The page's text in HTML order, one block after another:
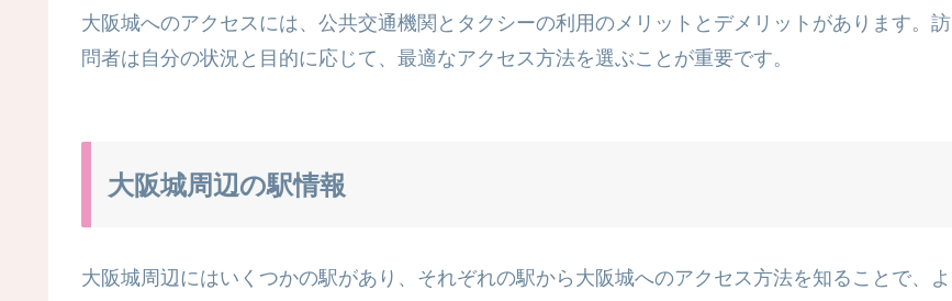
大阪城へのアクセスには、公共交通機関とタクシーの利用のメリットとデメリットがあります。訪
問者は自分の状況と目的に応じて、最適なアクセス方法を選ぶことが重要です。
大阪城周辺の駅情報
大阪城周辺にはいくつかの駅があり、それぞれの駅から大阪城へのアクセス方法を知ることで、よ